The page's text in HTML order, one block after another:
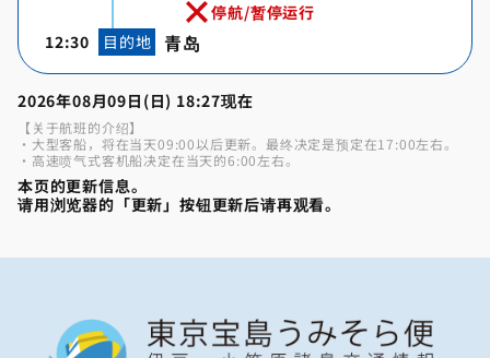
12:30 目的地
停航/暂停运行
青岛
2026年08月09日(日) 18:27现在
【关于航班的介绍】
・大型客船，将在当天09:00以后更新。最终决定是预定在17:00左右。
・高速喷气式客机船决定在当天的6:00左右。
本页的更新信息。
请用浏览器的「更新」按钮更新后请再观看。